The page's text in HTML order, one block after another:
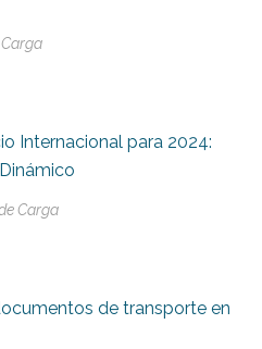
Internacional para 2024:
Carga
de transporte en